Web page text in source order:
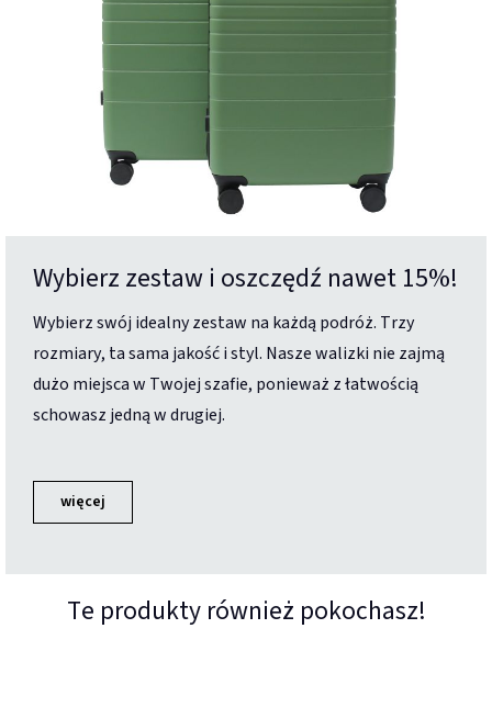
Wybierz zestaw i oszczędź nawet 15%!
Wybierz swój idealny zestaw na każdą podróż. Trzy
rozmiary, ta sama jakość i styl. Nasze walizki nie zajmą
dużo miejsca w Twojej szafie, ponieważ z łatwością
schowasz jedną w drugiej.
więcej
Te produkty również pokochasz!